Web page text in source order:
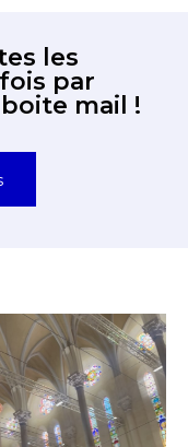
les
par
mail !